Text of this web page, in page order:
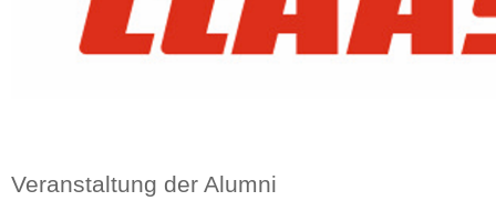
Veranstaltung der Alumni